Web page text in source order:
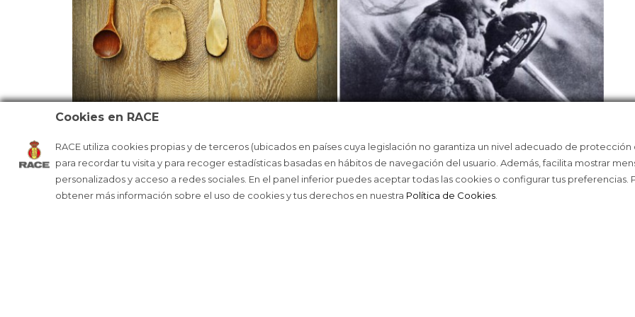
Cookies en RACE
RACE utiliza cookies propias y de terceros (ubicados en países cuya legislación no garantiza un nivel adecuado de protección
para recordar tu visita y para recoger estadísticas basadas en hábitos de navegación del usuario. Además, facilita mostrar
personalizados y acceso a redes sociales. En el panel inferior puedes aceptar todas las cookies o configurar tus preferencias.
obtener más información sobre el uso de cookies y tus derechos en nuestra Política de Cookies.
SACA EL CHEF QUE LLEVAS DENTRO PIONERAS EN LA AUTOMOCIÓN